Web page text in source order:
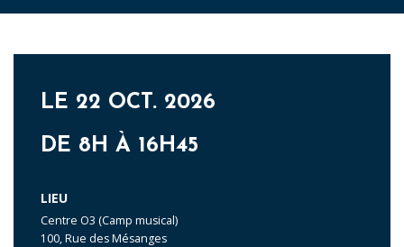
LE 22 OCT. 2026
DE 8H À 16H45
LIEU
Centre O3 (Camp musical)
100, Rue des Mésanges